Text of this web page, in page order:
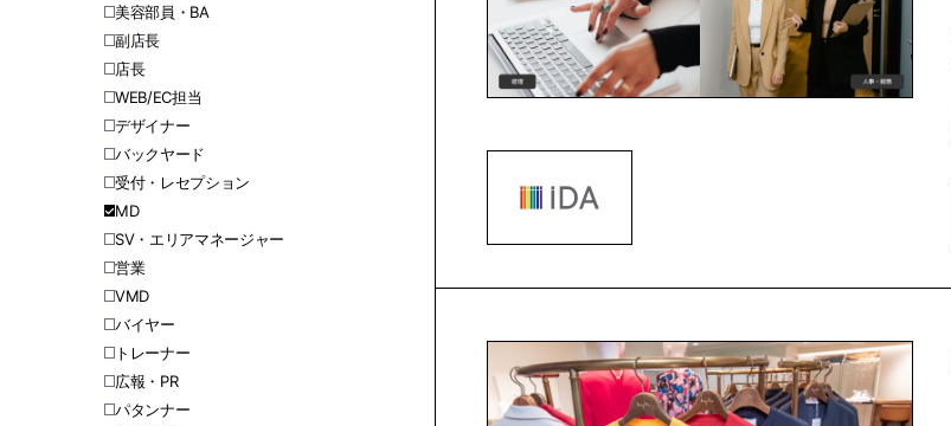
美容部員・BA
副店長
店長
WEB/EC担当
デザイナー
バックヤード
受付・レセプション
MD
SV・エリアマネージャー
営業
VMD
バイヤー
トレーナー
広報・PR
パタンナー